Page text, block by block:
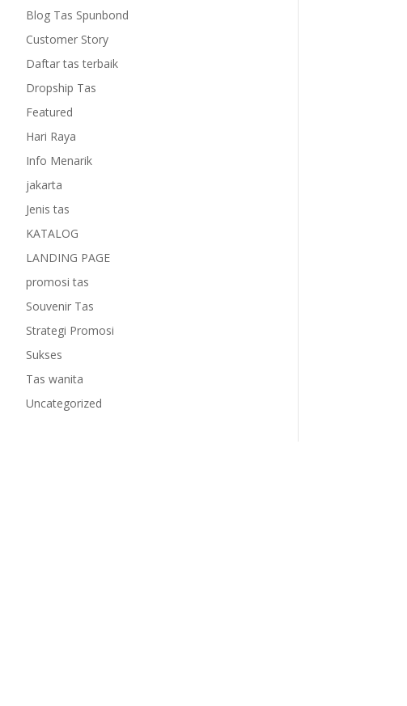
Blog Tas Spunbond
Customer Story
Daftar tas terbaik
Dropship Tas
Featured
Hari Raya
Info Menarik
jakarta
Jenis tas
KATALOG
LANDING PAGE
promosi tas
Souvenir Tas
Strategi Promosi
Sukses
Tas wanita
Uncategorized